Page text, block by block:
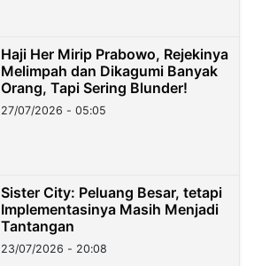
Haji Her Mirip Prabowo, Rejekinya
Melimpah dan Dikagumi Banyak
Orang, Tapi Sering Blunder!
27/07/2026 - 05:05
Sister City: Peluang Besar, tetapi
Implementasinya Masih Menjadi
Tantangan
23/07/2026 - 20:08